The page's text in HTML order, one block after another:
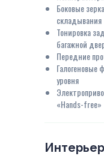
Боковые
складывания
Тонировка
багажной
Передние
Галогеновые
уровня
«Hands-free»
Интерьер